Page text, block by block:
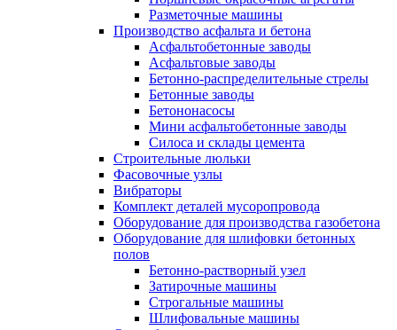
Разметочные машины
Производство асфальта и бетона
Асфальтобетонные заводы
Асфальтовые заводы
Бетонно-распределительные стрелы
Бетонные заводы
Бетононасосы
Мини асфальтобетонные заводы
Силоса и склады цемента
Строительные люльки
Фасовочные узлы
Вибраторы
Комплект деталей мусоропровода
Оборудование для производства газобетона
Оборудование для шлифовки бетонных
полов
Бетонно-растворный узел
Затирочные машины
Строгальные машины
Шлифовальные машины